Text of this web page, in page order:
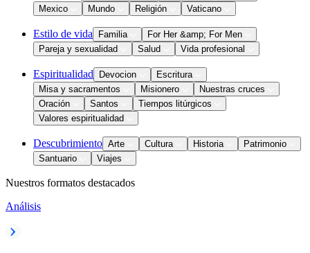
Mexico
Mundo Religión Vaticano
Estilo de vida Familia
For Her &amp; For Men
Pareja y sexualidad
Salud Vida profesional
Espiritualidad Devocion
Escritura
Misa y sacramentos
Misionero
Nuestras cruces
Oración
Santos
Tiempos litúrgicos
Valores espiritualidad
Descubrimiento Arte Cultura Historia
Patrimonio
Santuario
Viajes
Nuestros formatos destacados
Análisis